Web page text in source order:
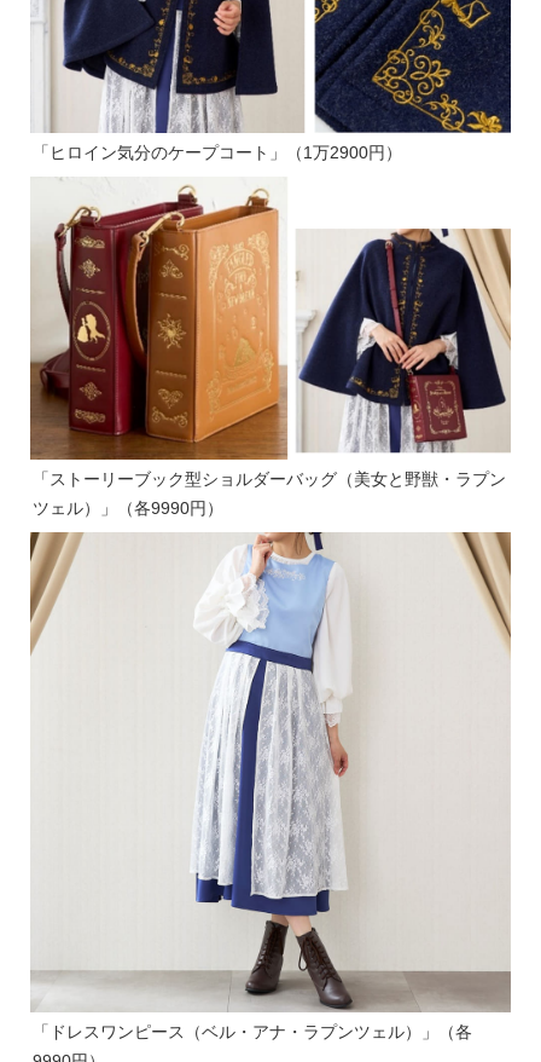
「ヒロイン気分のケープコート」（1万2900円）
「ストーリーブック型ショルダーバッグ（美女と野獣・ラプン
ツェル）」（各9990円）
「ドレスワンピース（ベル・アナ・ラプンツェル）」（各